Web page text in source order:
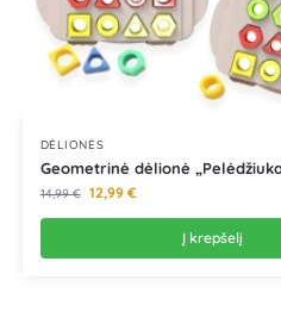
DĖLIONĖS
Geometrinė dėlionė
14,99€ 12,99 €
Į krepšelį